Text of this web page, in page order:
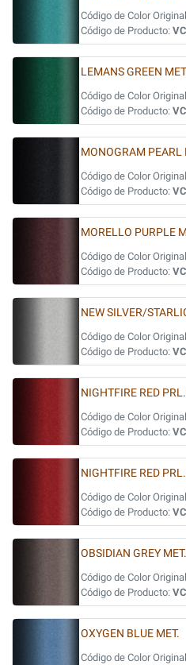
Código de Color
Código de Producto:
LEMANS GREEN
Código de Color
Código de Producto:
MONOGRAM PEARL
Código de Color
Código de Producto:
MORELLO PURPLE
Código de Color
Código de Producto:
NEW SILVER/
Código de Color
Código de Producto:
NIGHTFIRE RED
Código de Color
Código de Producto:
NIGHTFIRE RED
Código de Color
Código de Producto:
OBSIDIAN GREY MET.
Código de Color
Código de Producto:
OXYGEN BLUE MET.
Código de Color